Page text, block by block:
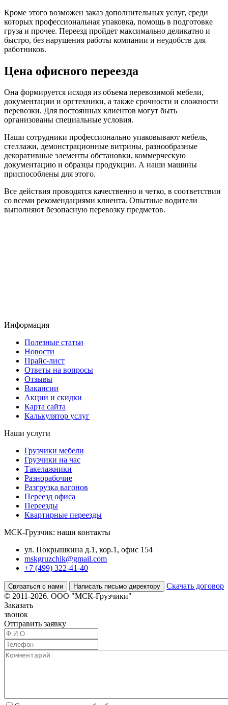
Кроме этого возможен заказ дополнительных услуг, среди
которых профессиональная упаковка, помощь в подготовке
груза и прочее. Переезд пройдет максимально деликатно и
быстро, без нарушения работы компании и неудобств для
работников.
Цена офисного переезда
Она формируется исходя из объема перевозимой мебели,
документации и оргтехники, а также срочности и сложности
перевозки. Для постоянных клиентов могут быть
организованы специальные условия.
Наши сотрудники профессионально упаковывают мебель,
стеллажи, демонстрационные витрины, разнообразные
декоративные элементы обстановки, коммерческую
документацию и образцы продукции. А наши машины
приспособлены для этого.
Все действия проводятся качественно и четко, в соответствии
со всеми рекомендациями клиента. Опытные водители
выполняют безопасную перевозку предметов.
Информация
Полезные статьи
Новости
Прайс-лист
Ответы на вопросы
Отзывы
Вакансии
Акции и скидки
Карта сайта
Калькулятор услуг
Наши услуги
Грузчики мебели
Грузчики на час
Такелажники
Разнорабочие
Разгрузка вагонов
Переезд офиса
Переезды
Квартирные переезды
МСК-Грузчик: наши контакты
ул. Покрышкина д.1, кор.1, офис 154
mskgruzchik@gmail.com
+7 (499) 322-41-40
Связаться с нами Написать письмо директору
Скачать договор
© 2011-2026. ООО "МСК-Грузчики"
Заказать
звонок
Отправить заявку